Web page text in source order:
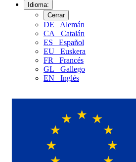
Idioma:
Cerrar
DE
Alemán
CA
Catalán
ES
Español
EU
Euskera
FR
Francés
GL
Gallego
EN
Inglés